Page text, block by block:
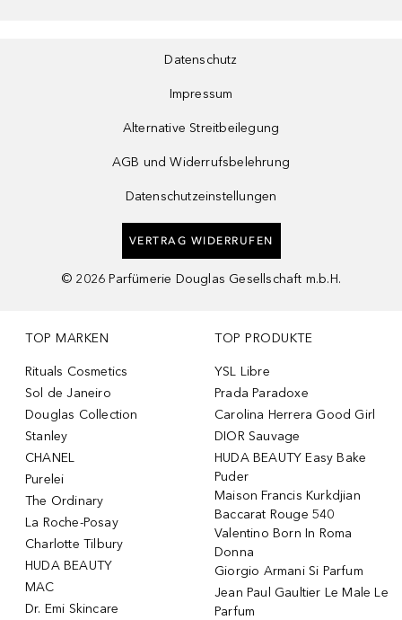
Datenschutz
Impressum
Alternative Streitbeilegung
AGB und Widerrufsbelehrung
Datenschutzeinstellungen
VERTRAG WIDERRUFEN
© 2026 Parfümerie Douglas Gesellschaft m.b.H.
TOP MARKEN
Rituals Cosmetics
Sol de Janeiro
Douglas Collection
Stanley
CHANEL
Purelei
The Ordinary
La Roche-Posay
Charlotte Tilbury
HUDA BEAUTY
MAC
Dr. Emi Skincare
TOP PRODUKTE
YSL Libre
Prada Paradoxe
Carolina Herrera Good Girl
DIOR Sauvage
HUDA BEAUTY Easy Bake
Puder
Maison Francis Kurkdjian
Baccarat Rouge 540
Valentino Born In Roma
Donna
Giorgio Armani Si Parfum
Jean Paul Gaultier Le Male Le
Parfum